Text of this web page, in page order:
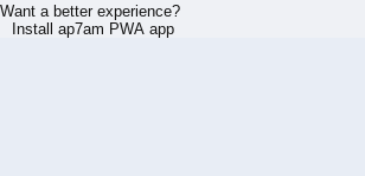
Want a better experience?
Install ap7am PWA app